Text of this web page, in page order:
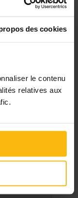
des cookies
le contenu
relatives aux
social
tuto et le